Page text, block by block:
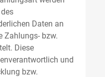
Daten an
Zahlungs- bzw.
Diese
und
bzw.